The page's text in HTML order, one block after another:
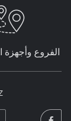
الفروع وأجهزة
facebook